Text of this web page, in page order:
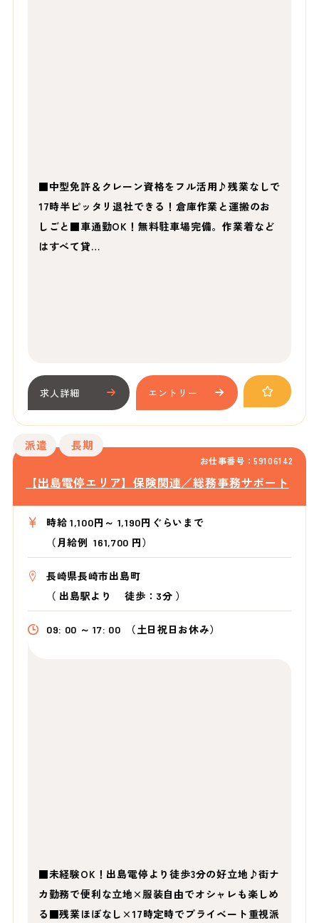
■中型免許＆クレーン資格をフル活用♪残業なしで
17時半ピッタリ退社できる！倉庫作業と運搬のお
しごと■車通勤OK！無料駐車場完備。作業着など
はすべて貸…
求人詳細 エントリー
お仕事番号：59106142
派遣 長期
【出島電停エリア】保険関連／総務事務サポート
時給 1,100円～ 1,190円ぐらいまで
（月給例 161,700 円）
長崎県長崎市出島町
（ 出島駅より徒歩：3分 ）
09: 00 ～ 17: 00 （土日祝日お休み）
■未経験OK！出島電停より徒歩3分の好立地♪街ナ
カ勤務で便利な立地×服装自由でオシャレも楽しめ
る■残業ほぼなし×17時定時でプライベート重視派